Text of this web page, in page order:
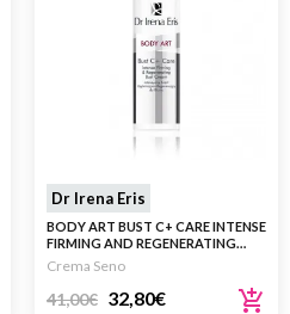
Dr Irena Eris
BODY ART BUST C+ CARE INTENSE
FIRMING AND REGENERATING
BUST CREAM 100ML
Crema Seno
41,00€ 32,80€